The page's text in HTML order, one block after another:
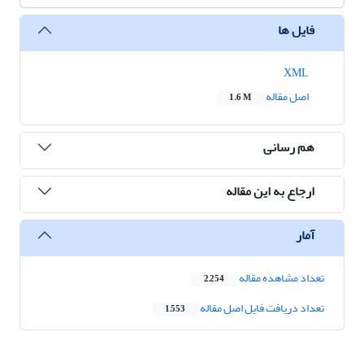
فایل ها
اصل مقاله
1.6 M
هم رسانی
ارجاع به این مقاله
آمار
تعداد مشاهده مقاله 2,254
تعداد دریافت فایل اصل مقاله 1,553